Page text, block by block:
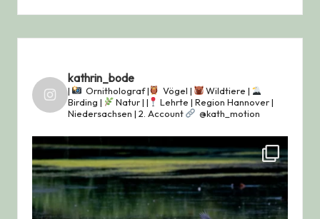
kathrin_bode
| Ornitholograf | Vögel |
Wildtiere |
Birding |
Natur | |
Lehrte | Region Hannover |
Niedersachsen | 2. Account @kath_motion